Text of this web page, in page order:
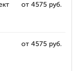
от 4575 руб.
от 4575 руб.